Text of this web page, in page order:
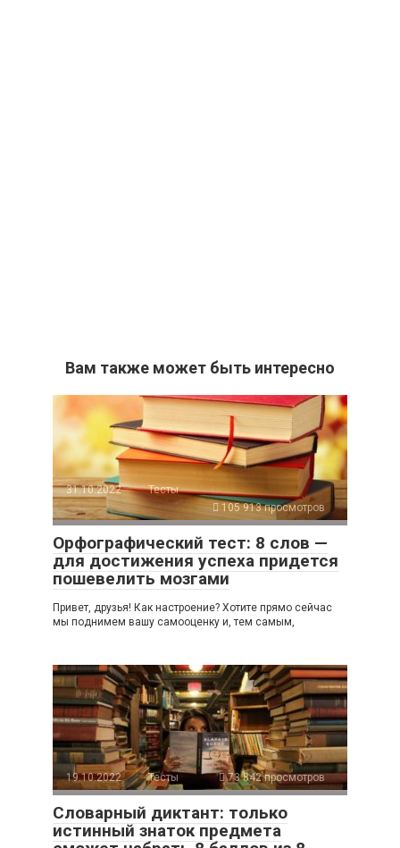
Вам также может быть интересно
31.10.2022
Тесты
105 913 просмотров
Орфографический тест: 8 слов —
для достижения успеха придется
пошевелить мозгами
Привет, друзья! Как настроение? Хотите прямо сейчас
мы поднимем вашу самооценку и, тем самым,
19.10.2022 Тесты 73 842 просмотров
Словарный диктант: только
истинный знаток предмета